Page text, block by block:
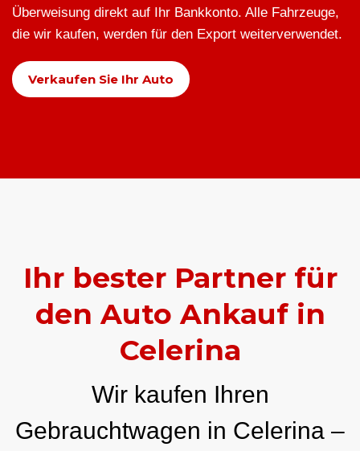
Überweisung direkt auf Ihr Bankkonto. Alle Fahrzeuge,
die wir kaufen, werden für den Export weiterverwendet.
Verkaufen Sie Ihr Auto
Ihr bester Partner für
den Auto Ankauf in
Celerina
Wir kaufen Ihren
Gebrauchtwagen in Celerina –